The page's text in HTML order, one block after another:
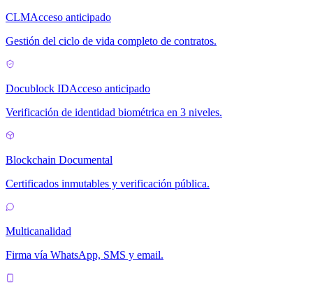
CLMAcceso anticipado
Gestión del ciclo de vida completo de contratos.
Docublock IDAcceso anticipado
Verificación de identidad biométrica en 3 niveles.
Blockchain Documental
Certificados inmutables y verificación pública.
Multicanalidad
Firma vía WhatsApp, SMS y email.